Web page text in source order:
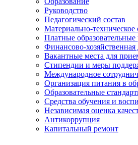
Руководство
Педагогический состав
Материально-техническое
Платные образовательные
Финансово-хозяйственная
Вакантные места для
Стипендии и меры
Международное
Организация питания в
Образовательные
Средства обучения и
Независимая оценка
Антикоррупция
Капитальный ремонт